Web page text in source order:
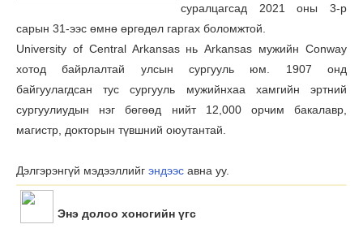
суралцагсад 2021 оны 3-р
сарын 31-ээс өмнө өргөдөл гаргах боломжтой.
University of Central Arkansas нь Arkansas мужийн Conway
хотод байрлалтай улсын сургууль юм. 1907 онд
байгуулагдсан тус сургууль мужийнхаа хамгийн эртний
сургуулиудын нэг бөгөөд нийт 12,000 орчим бакалавр,
магистр, докторын түвшний оюутантай.
Дэлгэрэнгүй мэдээллийг эндээс авна уу.
Энэ долоо хоногийн үгc